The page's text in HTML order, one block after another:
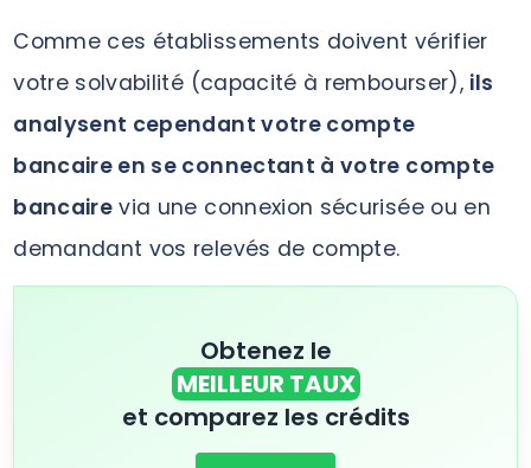
Comme ces établissements doivent vérifier
votre solvabilité (capacité à rembourser), ils
analysent cependant votre compte
bancaire en se connectant à votre compte
bancaire via une connexion sécurisée ou en
demandant vos relevés de compte.
Obtenez le
MEILLEUR TAUX
et comparez les crédits